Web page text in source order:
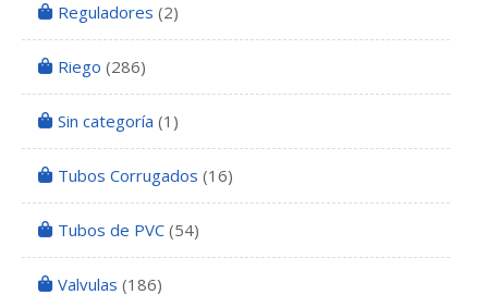
Reguladores (2)
Riego (286)
Sin categoría (1)
Tubos Corrugados (16)
Tubos de PVC (54)
Valvulas (186)